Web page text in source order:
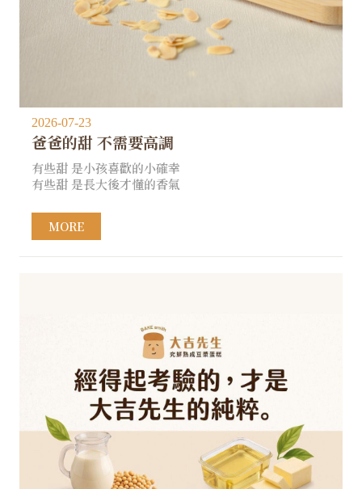
2026-07-23
爸爸的甜 不需要高調
有些甜 是小孩喜歡的小確幸
有些甜 是長大後才懂的香氣
MORE